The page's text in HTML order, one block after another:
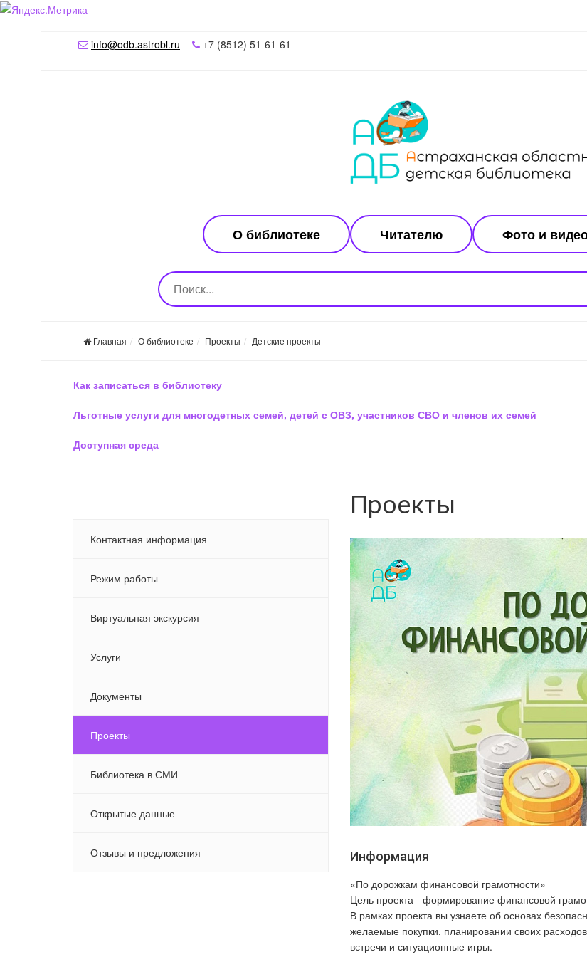
info@odb.astrobl.ru
+7 (8512) 51-61-61
О библиотеке Читателю Фото и
Главная О библиотеке Проекты Детские проекты
Как записаться в библиотеку
Льготные услуги для многодетных семей, детей с ОВЗ, участников СВО и членов их семей
Доступная среда
Контактная информация
Режим работы
Виртуальная экскурсия
Услуги
Документы
Проекты
Библиотека в СМИ
Открытые данные
Отзывы и предложения
Проекты
Информация
«По дорожкам финансовой грамотности»
Цель проекта - формирование финансовой
В рамках проекта вы узнаете об основах
желаемые покупки, планировании своих
встречи и ситуационные игры.